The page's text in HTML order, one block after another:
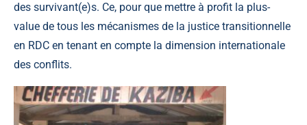
des survivant(e)s. Ce, pour que mettre à profit la plus-
value de tous les mécanismes de la justice transitionnelle
en RDC en tenant en compte la dimension internationale
des conflits.